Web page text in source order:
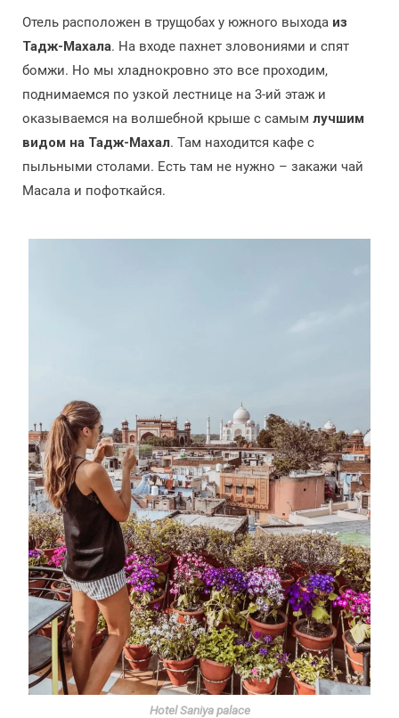
Отель расположен в трущобах у южного выхода из
Тадж-Махала. На входе пахнет зловониями и спят
бомжи. Но мы хладнокровно это все проходим,
поднимаемся по узкой лестнице на 3-ий этаж и
оказываемся на волшебной крыше с самым лучшим
видом на Тадж-Махал. Там находится кафе с
пыльными столами. Есть там не нужно – закажи чай
Масала и пофоткайся.
Hotel Saniya palace